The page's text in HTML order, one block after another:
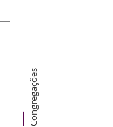
Congregações